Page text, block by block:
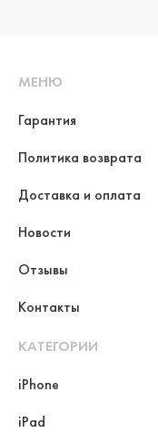
МЕНЮ
Гарантия
Политика возврата
Доставка и оплата
Новости
Отзывы
Контакты
КАТЕГОРИИ
iPhone
iPad